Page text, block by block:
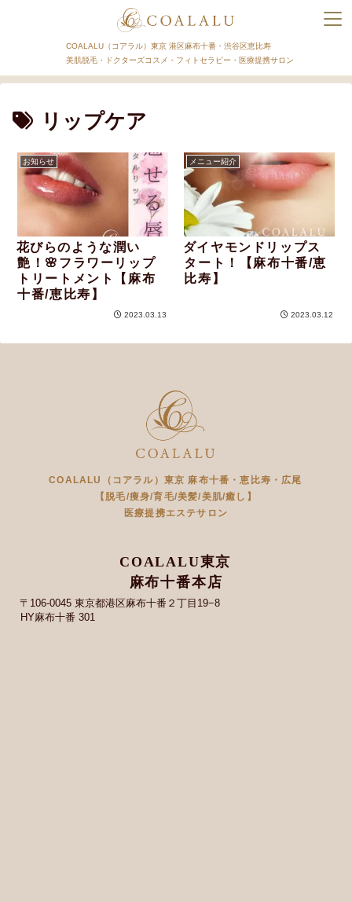
COALALU（コアラル）東京 港区麻布十番・渋谷区恵比寿
美肌脱毛・ドクターズコスメ・フィトセラピー・医療提携サロン
リップケア
お知らせ
花びらのような潤い
艶！🌸フラワーリップ
トリートメント【麻布
十番/恵比寿】
2023.03.13
メニュー紹介
ダイヤモンドリップス
タート！【麻布十番/恵
比寿】
2023.03.12
COALALU（コアラル）東京 麻布十番・恵比寿・広尾
【脱毛/痩身/育毛/美髪/美肌/癒し】
医療提携エステサロン
COALALU東京
麻布十番本店
〒106-0045 東京都港区麻布十番２丁目19−8
HY麻布十番 301